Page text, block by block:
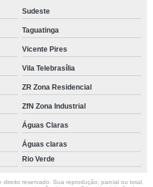
Sudeste
Taguatinga
Vicente Pires
Vila Telebrasília
ZR Zona Residencial
ZfN Zona Industrial
Águas Claras
Águas claras
Rio Verde
reservado. Sua reprodução, parcial ou total,